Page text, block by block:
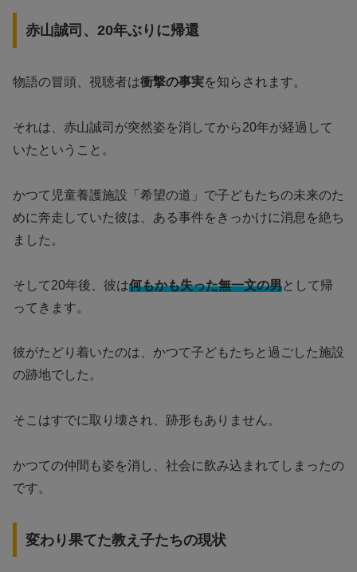
赤山誠司、20年ぶりに帰還
物語の冒頭、視聴者は衝撃の事実を知らされます。
それは、赤山誠司が突然姿を消してから20年が経過して
いたということ。
かつて児童養護施設「希望の道」で子どもたちの未来のた
めに奔走していた彼は、ある事件をきっかけに消息を絶ち
ました。
そして20年後、彼は何もかも失った無一文の男として帰
ってきます。
彼がたどり着いたのは、かつて子どもたちと過ごした施設
の跡地でした。
そこはすでに取り壊され、跡形もありません。
かつての仲間も姿を消し、社会に飲み込まれてしまったの
です。
変わり果てた教え子たちの現状